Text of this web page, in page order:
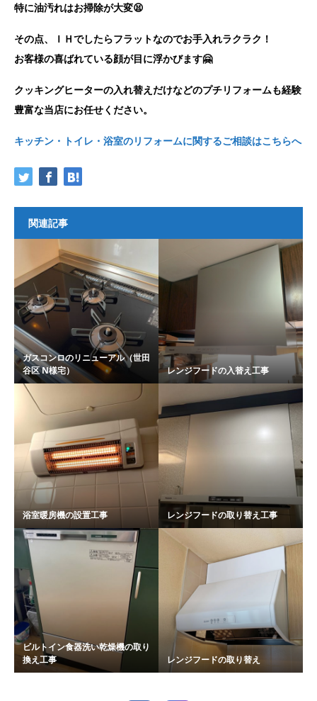
特に油汚れはお掃除が大変😫
その点、ＩＨでしたらフラットなのでお手入れラクラク！
お客様の喜ばれている顔が目に浮かびます🤗
クッキングヒーターの入れ替えだけなどのプチリフォームも経験
豊富な当店にお任せください。
キッチン・トイレ・浴室のリフォームに関するご相談はこちらへ
関連記事
ガスコンロのリニューアル（世田
谷区 N様宅）
レンジフードの入替え工事
浴室暖房機の設置工事 レンジフードの取り替え工事
ビルトイン食器洗い乾燥機の取り
換え工事
レンジフードの取り替え